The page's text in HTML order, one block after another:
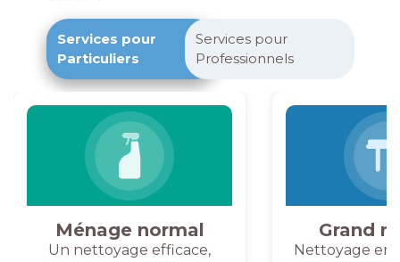
Services pour
Particuliers
Services pour
Professionnels
Ménage normal
Un nettoyage efficace,
Grand
Nettoyage en